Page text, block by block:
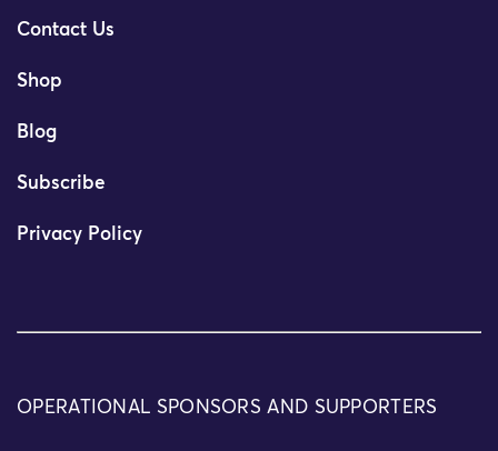
Contact Us
Shop
Blog
Subscribe
Privacy Policy
OPERATIONAL SPONSORS AND SUPPORTERS